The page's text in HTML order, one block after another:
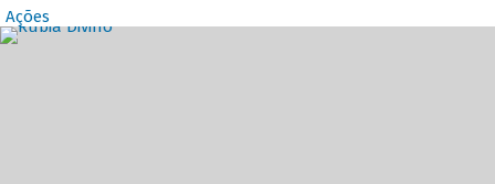
Ações
Destaques